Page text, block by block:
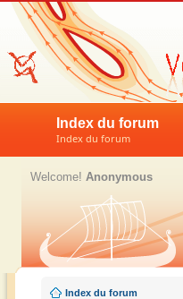
Index du forum
Index du forum
Welcome! Anonymous
Index du forum